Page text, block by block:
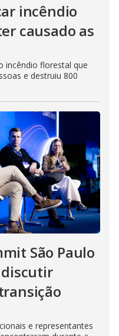
incêndio
causado as
incêndio florestal que
e destruiu 800
São Paulo
e representantes